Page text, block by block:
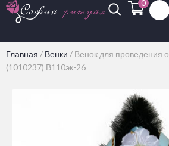
0
Главная / Венки / Венок для проведения
(1010237) В110эк-26